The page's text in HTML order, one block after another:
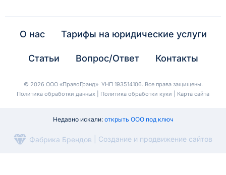
О нас Тарифы на юридические услуги
Статьи Вопрос/Ответ Контакты
© 2026 ООО «ПравоГранд» УНП 193514106. Все права защищены.
Политика обработки данных
Политика обработки куки Карта сайта
Фабрика Брендов Создание и продвижение сайтов
Недавно искали: открыть ООО под ключ